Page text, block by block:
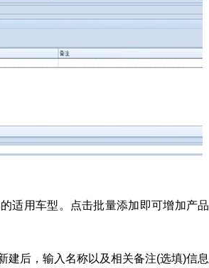
适用车型。点击批量添加即可增加产品
建后，输入名称以及相关备注(选填)信息